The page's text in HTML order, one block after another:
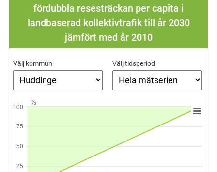
fördubbla resesträckan per capita i
landbaserad kollektivtrafik till år 2030
jämfört med år 2010
Välj kommun Välj tidsperiod
%
25
50
75
100